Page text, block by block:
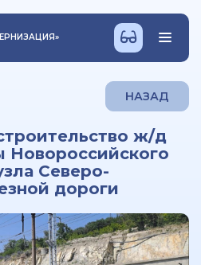
»
НАЗАД
ж/д
Новороссийского
Северо-
дороги